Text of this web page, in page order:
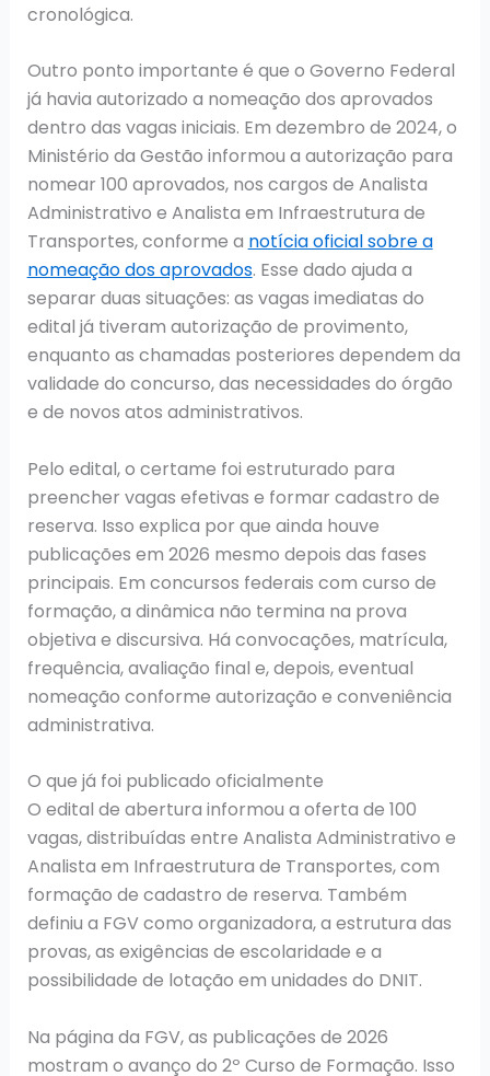
cronológica.
Outro ponto importante é que o Governo Federal
já havia autorizado a nomeação dos aprovados
dentro das vagas iniciais. Em dezembro de 2024, o
Ministério da Gestão informou a autorização para
nomear 100 aprovados, nos cargos de Analista
Administrativo e Analista em Infraestrutura de
Transportes, conforme a notícia oficial sobre a
nomeação dos aprovados. Esse dado ajuda a
separar duas situações: as vagas imediatas do
edital já tiveram autorização de provimento,
enquanto as chamadas posteriores dependem da
validade do concurso, das necessidades do órgão
e de novos atos administrativos.
Pelo edital, o certame foi estruturado para
preencher vagas efetivas e formar cadastro de
reserva. Isso explica por que ainda houve
publicações em 2026 mesmo depois das fases
principais. Em concursos federais com curso de
formação, a dinâmica não termina na prova
objetiva e discursiva. Há convocações, matrícula,
frequência, avaliação final e, depois, eventual
nomeação conforme autorização e conveniência
administrativa.
O que já foi publicado oficialmente
O edital de abertura informou a oferta de 100
vagas, distribuídas entre Analista Administrativo e
Analista em Infraestrutura de Transportes, com
formação de cadastro de reserva. Também
definiu a FGV como organizadora, a estrutura das
provas, as exigências de escolaridade e a
possibilidade de lotação em unidades do DNIT.
Na página da FGV, as publicações de 2026
mostram o avanço do 2º Curso de Formação. Isso